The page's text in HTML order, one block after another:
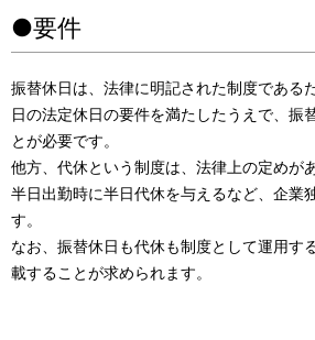
●要件
振替休日は、法律に明記された制度である
日の法定休日の要件を満たしたうえで、振
とが必要です。
他方、代休という制度は、法律上の定めが
半日出勤時に半日代休を与えるなど、企業
す。
なお、振替休日も代休も制度として運用す
載することが求められます。